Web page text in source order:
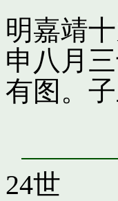
明嘉靖
申八月
有图。子
24世